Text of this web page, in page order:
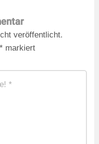
veröffentlicht.
* markiert